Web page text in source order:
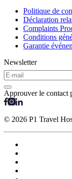
Politique de
Déclaration
Complaints
Conditions
Garantie
Newsletter
Approuver le contact
© 2026 P1 Travel